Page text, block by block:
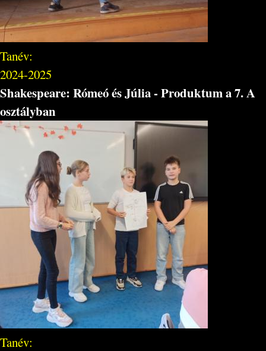
Tanév:
2024-2025
Shakespeare: Rómeó és Júlia - Produktum a 7. A
osztályban
Tanév: